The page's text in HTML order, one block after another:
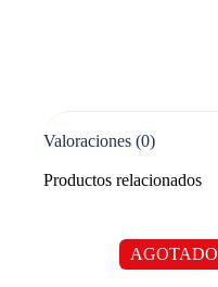
Valoraciones (0)
Productos relacionados
AGOTADO